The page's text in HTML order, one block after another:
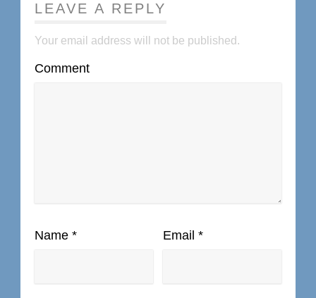
LEAVE A REPLY
Your email address will not be published.
Comment
Name * Email *